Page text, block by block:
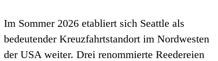
Im Sommer 2026 etabliert sich Seattle als
bedeutender Kreuzfahrtstandort im Nordwesten
der USA weiter. Drei renommierte Reedereien